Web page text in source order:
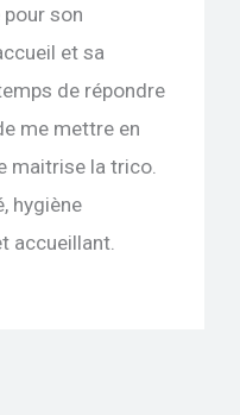
son
et sa
de répondre
me mettre en
maitrise la trico.
hygiène
accueillant.